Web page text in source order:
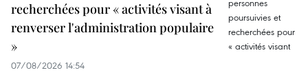
recherchées pour « activités visant à
renverser l'administration populaire
»
07/08/2026 14:54